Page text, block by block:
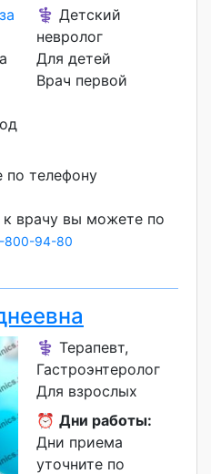
⚕️ Детский
невролог
Для детей
Врач первой
по телефону
к врачу вы можете по
800-94-80
⚕️ Терапевт,
Гастроэнтеролог
Для взрослых
⏰ Дни работы:
Дни приема
уточните по